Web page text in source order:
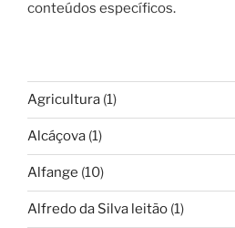
conteúdos específicos.
Agricultura (1)
Alcáçova (1)
Alfange (10)
Alfredo da Silva leitão (1)